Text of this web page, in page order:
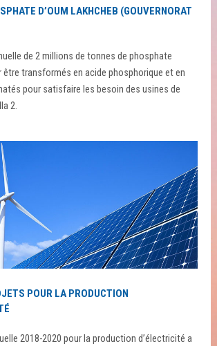
D’OUM LAKHCHEB (GOUVERNORAT
de 2 millions de tonnes de phosphate
être transformés en acide phosphorique et en
pour satisfaire les besoin des usines de
2.
POUR LA PRODUCTION
2018-2020 pour la production d’électricité a